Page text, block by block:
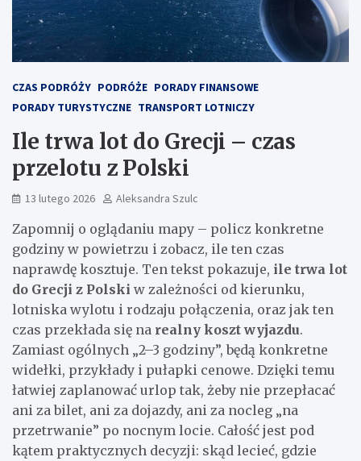
CZAS PODRÓŻY PODRÓŻE PORADY FINANSOWE
PORADY TURYSTYCZNE TRANSPORT LOTNICZY
Ile trwa lot do Grecji – czas
przelotu z Polski
13 lutego 2026 Aleksandra Szulc
Zapomnij o oglądaniu mapy – policz konkretne
godziny w powietrzu i zobacz, ile ten czas
naprawdę kosztuje. Ten tekst pokazuje, ile trwa lot
do Grecji z Polski w zależności od kierunku,
lotniska wylotu i rodzaju połączenia, oraz jak ten
czas przekłada się na realny koszt wyjazdu.
Zamiast ogólnych „2–3 godziny”, będą konkretne
widełki, przykłady i pułapki cenowe. Dzięki temu
łatwiej zaplanować urlop tak, żeby nie przepłacać
ani za bilet, ani za dojazdy, ani za nocleg „na
przetrwanie” po nocnym locie. Całość jest pod
kątem praktycznych decyzji: skąd lecieć, gdzie